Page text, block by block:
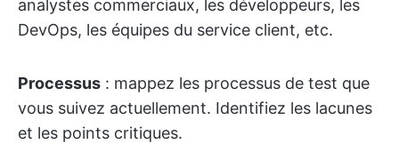
analystes commerciaux, les développeurs, les
DevOps, les équipes du service client, etc.
Processus : mappez les processus de test que
vous suivez actuellement. Identifiez les lacunes
et les points critiques.